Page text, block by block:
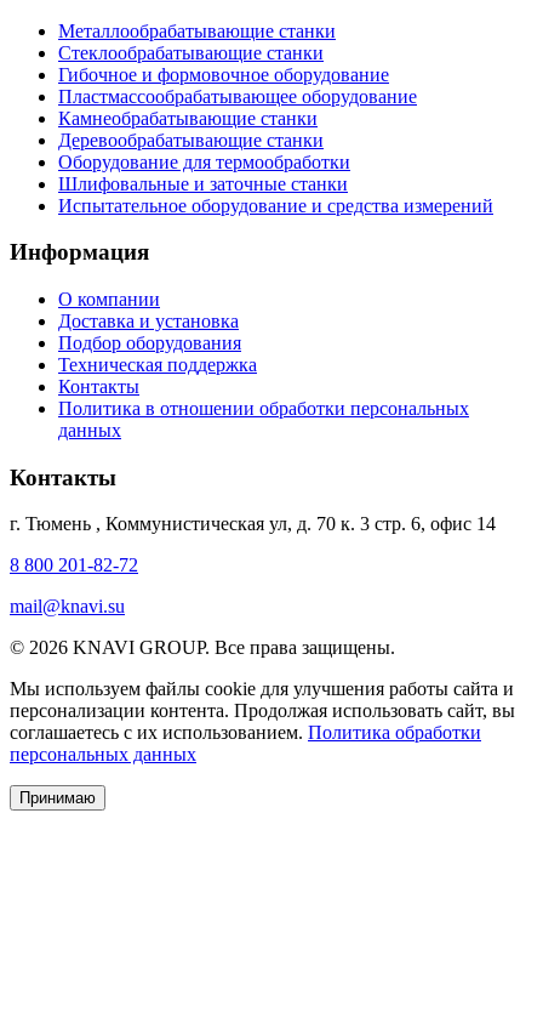
Металлообрабатывающие станки
Стеклообрабатывающие станки
Гибочное и формовочное оборудование
Пластмассообрабатывающее оборудование
Камнеобрабатывающие станки
Деревообрабатывающие станки
Оборудование для термообработки
Шлифовальные и заточные станки
Испытательное оборудование и средства измерений
Информация
О компании
Доставка и установка
Подбор оборудования
Техническая поддержка
Контакты
Политика в отношении обработки персональных
данных
Контакты
г. Тюмень , Коммунистическая ул, д. 70 к. 3 стр. 6, офис 14
8 800 201-82-72
mail@knavi.su
© 2026 KNAVI GROUP. Все права защищены.
Мы используем файлы cookie для улучшения работы сайта и
персонализации контента. Продолжая использовать сайт, вы
соглашаетесь с их использованием. Политика обработки
персональных данных
Принимаю